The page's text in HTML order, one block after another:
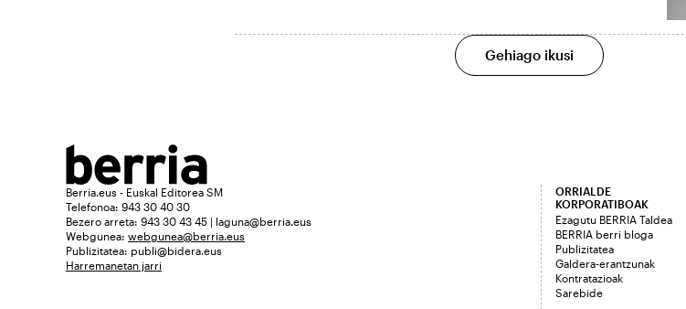
Gehiago ikusi
Berria.eus - Euskal Editorea SM
Telefonoa: 943 30 40 30
Bezero arreta: 943 30 43 45 | laguna@berria.eus
Webgunea: webgunea@berria.eus
Publizitatea: publi@bidera.eus
Harremanetan jarri
ORRIALDE
KORPORATIBOAK
Ezagutu BERRIA Taldea
BERRIA berri bloga
Publizitatea
Galdera-erantzunak
Kontratazioak
Sarebide